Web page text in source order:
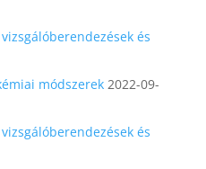
és
módszerek 2022-09-
és